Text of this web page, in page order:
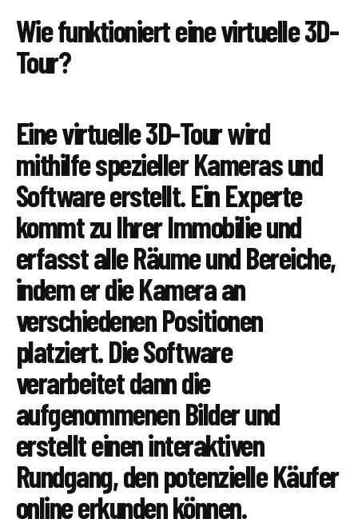
Wie funktioniert eine virtuelle 3D-
Tour?
Eine virtuelle 3D-Tour wird
mithilfe spezieller Kameras und
Software erstellt. Ein Experte
kommt zu Ihrer Immobilie und
erfasst alle Räume und Bereiche,
indem er die Kamera an
verschiedenen Positionen
platziert. Die Software
verarbeitet dann die
aufgenommenen Bilder und
erstellt einen interaktiven
Rundgang, den potenzielle Käufer
online erkunden können.